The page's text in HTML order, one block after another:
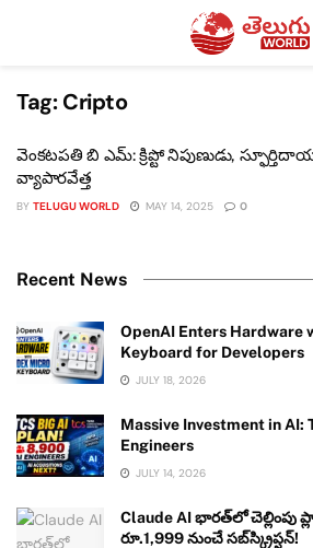
Tag:Cripto
వెంకటపతి బి ఎమ్: క్రిప్టో నిపుణుడు,
వ్యాపారవేత్త
BY TELUGU WORLD MAY 14, 2025 0
Recent News
OpenAI Enters Hardware
Keyboard for Developers
JULY 18, 2026
Massive Investment in AI:
Engineers
JULY 14, 2026
Claude AI భారత్‌లో చెల్లింపు
రూ.1,999 నుంచే సబ్‌స్క్రిప్షన్!